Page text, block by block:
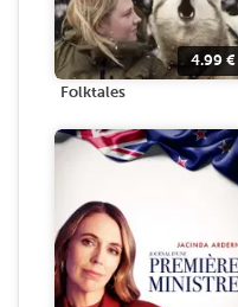
4.99 €
Folktales